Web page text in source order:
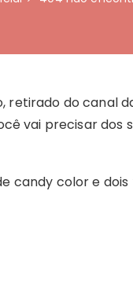
retirado do canal
vai precisar dos
candy color e